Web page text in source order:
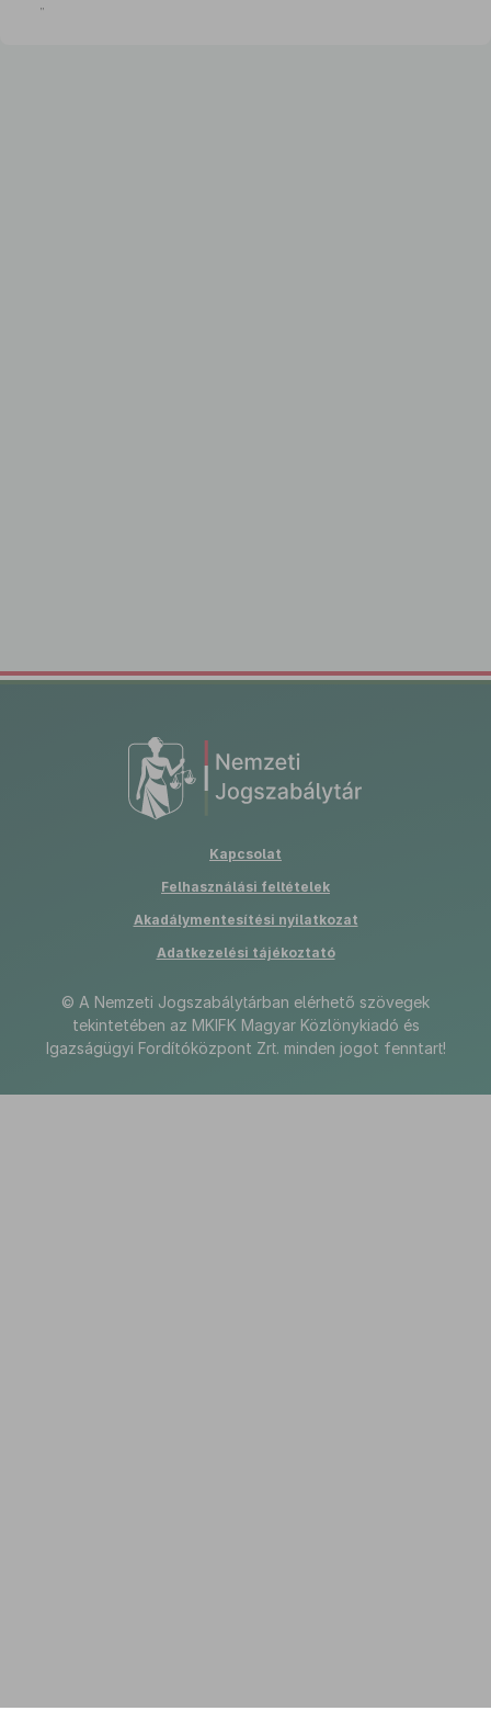
”
Kapcsolat
Felhasználási feltételek
Akadálymentesítési nyilatkozatPDF
Adatkezelési tájékoztató
© A Nemzeti Jogszabálytárban elérhető szövegek
tekintetében az MKIFK Magyar Közlönykiadó és
Igazságügyi Fordítóközpont Zrt. minden jogot fenntart!